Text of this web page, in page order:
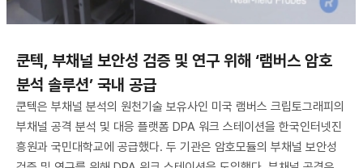
쿤텍, 부채널 보안성 검증 및 연구 위해 ‘램버스 암호
분석 솔루션’ 국내 공급
쿤텍은 부채널 분석의 원천기술 보유사인 미국 램버스 크립토그래피의
부채널 공격 분석 및 대응 플랫폼 DPA 워크 스테이션을 한국인터넷진
흥원과 국민대학교에 공급했다. 두 기관은 암호모듈의 부채널 보안성